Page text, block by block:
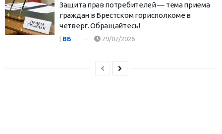
Защита прав потребителей — тема приема
граждан в Брестском горисполкоме в
четверг. Обращайтесь!
ВБ 29/07/2026